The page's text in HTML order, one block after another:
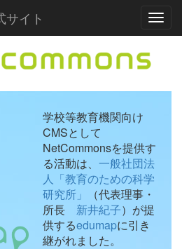
サイト
学校等教育機関向け
CMSとして
NetCommonsを提供す
る活動は、 一般社団法
人「教育のための科学
研究所」
（代表理事・
所長 新井紀子）が提
供するedumapに引き
継がれました。